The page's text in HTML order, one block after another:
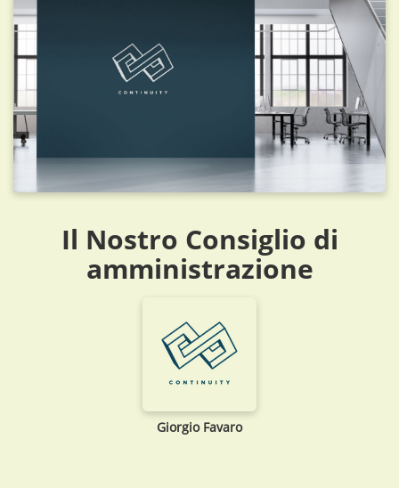
Il Nostro Consiglio di
amministrazione
Giorgio Favaro